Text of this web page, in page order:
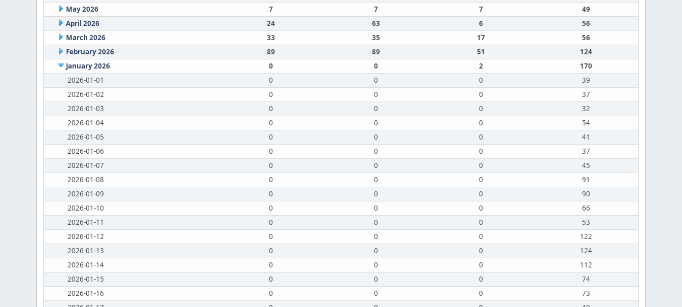
May 2026
7 7 7
49
April 2026
24 63 6
56
March 2026
33 35 17
56
February 2026
89 89 51
124
January 2026
0 0 2
170
2026-01-01
0 0 0
39
2026-01-02
0 0 0
37
2026-01-03
0 0 0
32
2026-01-04
0 0 0
54
2026-01-05
0 0 0
41
2026-01-06
0 0 0
37
2026-01-07
0 0 0
45
2026-01-08
0 0 0
91
2026-01-09
0 0 0
90
2026-01-10
0 0 0
66
2026-01-11
0 0 0
53
2026-01-12
0 0 0
122
2026-01-13
0 0 0
124
2026-01-14
0 0 0
112
2026-01-15
0 0 0
74
2026-01-16
0 0 0
73